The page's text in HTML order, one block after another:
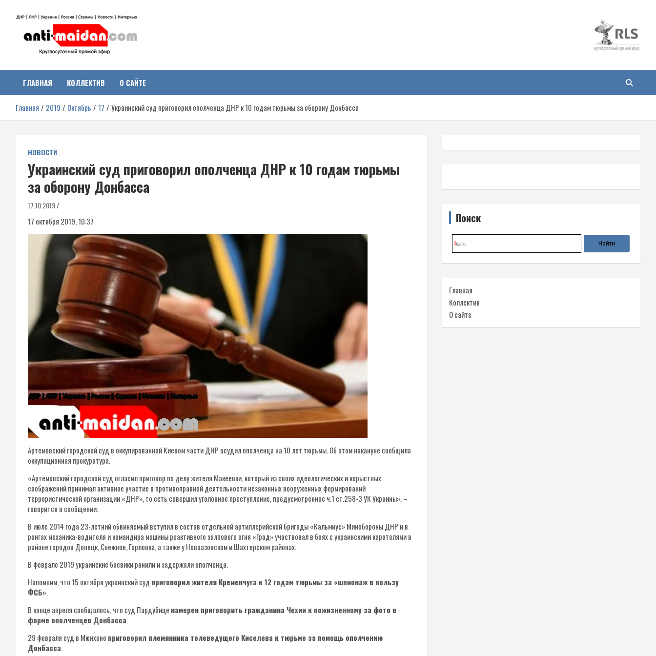
Антимайдан:
Гражданская война на
Украине
о гражданской войне на Украине, включая события в Новороссии,
ДНР, ЛНР и других регионах.
ГЛАВНАЯ КОЛЛЕКТИВ О САЙТЕ
Главная 2019 Октябрь 17 Украинский суд приговорил ополченца ДНР к 10 годам тюрьмы за оборону Донбасса
НОВОСТИ
Украинский суд приговорил ополченца ДНР к 10 годам тюрьмы
за оборону Донбасса
17.10.2019
17 октября 2019, 10:37
Артемовский городской суд в оккупированной Киевом части ДНР осудил ополченца на 10 лет тюрьмы. Об этом накануне сообщила
оккупационная прокуратура.
«Артемовский городской суд огласил приговор по делу жителя Макеевки, который из своих идеологических и корыстных
соображений принимал активное участие в противоправной деятельности незаконных вооруженных формирований
террористической организации «ДНР», то есть совершил уголовное преступление, предусмотренное ч.1 ст.258-3 УК Украины», –
говорится в сообщении.
В июле 2014 года 23-летний обвиняемый вступил в состав отдельной артиллерийской бригады «Кальмиус» Минобороны ДНР и в
рангах механика-водителя и командира машины реактивного залпового огня «Град» участвовал в боях с украинскими карателями в
районе городов Донецк, Снежное, Горловка, а также у Новоазовском и Шахтерском районах.
В феврале 2019 украинские боевики ранили и задержали ополченца.
Напомним, что 15 октября украинский суд приговорил жителя Кременчуга к 12 годам тюрьмы за «шпионаж в пользу
ФСБ».
В конце апреля сообщалось, что суд Пардубице намерен приговорить гражданина Чехии к пожизненному за фото в
форме ополченцев Донбасса.
29 февраля суд в Мюнхене приговорил племянника телеведущего Киселева к тюрьме за помощь ополчению
Донбасса.
Поиск
Главная
Коллектив
О сайте